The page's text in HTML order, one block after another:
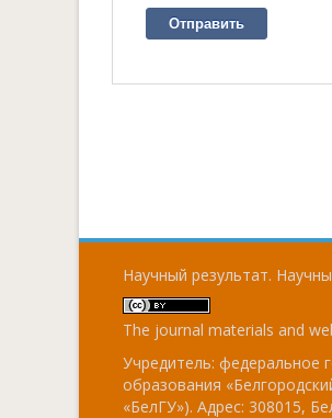
Отправить
Научный результат.
The journal materials and
Учредитель: федеральное
образования
«БелГУ»). Адрес: 308015,